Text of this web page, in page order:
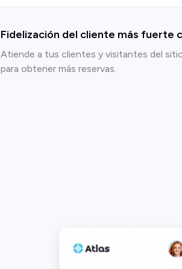
Fidelización del cliente más fuerte
Atiende a tus clientes y visitantes del
para obtener más reservas.